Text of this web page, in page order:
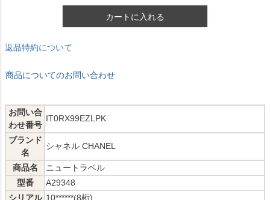
カートに入れる
返品特約について
商品についてのお問い合わせ
お問い合
わせ番号
IT0RX99EZLPK
ブランド
名
シャネル CHANEL
商品名
ニュートラベル
型番
A29348
シリアル 10******(8桁)